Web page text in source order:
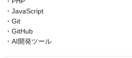
・JavaScript
・Git
・GitHub
・AI開発ツール